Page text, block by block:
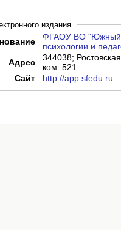
издания
ФГАОУ ВО "Южный
психологии и
Адрес
344038;
ком. 521
Сайт
http://app.sfedu.ru